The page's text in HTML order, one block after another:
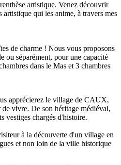
artistique. Venez découvrir
artistique qui les anime, à travers mes
de charme ! Nous vous proposons
ou séparément, pour une capacité
dans le Mas et 3 chambres
apprécierez le village de CAUX,
vivre. De son héritage médiéval,
vestiges chargés d'histoire.
à la découverte d'un village en
et non loin de la ville historique